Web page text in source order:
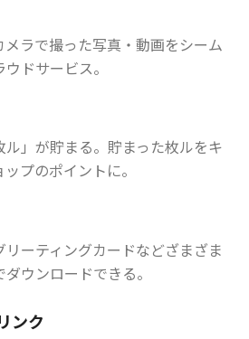
ラで撮った写真・動画をシーム
ドサービス。
」が貯まる。貯まった枚ルをキ
プのポイントに。
ーティングカードなどざまざま
ウンロードできる。
ンク